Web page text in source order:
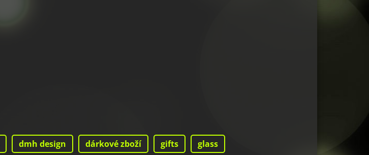
dmh design dárkové zboží gifts glass